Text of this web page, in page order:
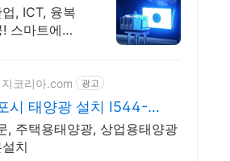
, ICT, 융복
스마트에너
코리아.com 광고
시 태양광 설치 I544-
, 주택용태양광, 상업용태양광
치